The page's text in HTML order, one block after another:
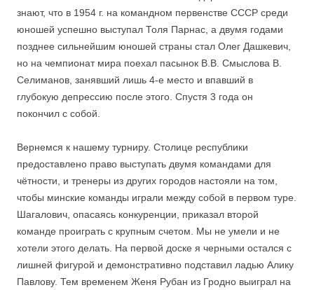
знают, что в 1954 г. на командном первенстве СССР среди
юношей успешно выступал Толя Парнас, а двумя годами
позднее сильнейшим юношей страны стал Олег Дашкевич,
но на чемпионат мира поехал пасынок В.В. Смыслова В.
Селиманов, занявший лишь 4-е место и впавший в
глубокую депрессию после этого. Спустя 3 года он
покончил с собой.
Вернемся к нашему турниру. Столице республики
предоставлено право выступать двумя командами для
чётности, и тренеры из других городов настояли на том,
чтобы минские команды играли между собой в первом туре.
Шагалович, опасаясь конкуренции, приказал второй
команде проиграть с крупным счетом. Мы не умели и не
хотели этого делать. На первой доске я черными остался с
лишней фигурой и демонстративно подставил ладью Алику
Павлову. Тем временем Женя Рубан из Гродно выиграл на